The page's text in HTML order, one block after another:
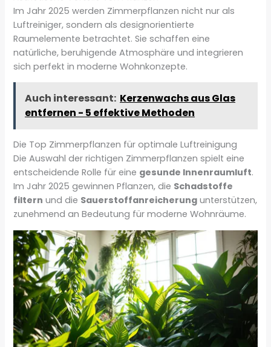
Im Jahr 2025 werden Zimmerpflanzen nicht nur als
Luftreiniger, sondern als designorientierte
Raumelemente betrachtet. Sie schaffen eine
natürliche, beruhigende Atmosphäre und integrieren
sich perfekt in moderne Wohnkonzepte.
Auch interessant: Kerzenwachs aus Glas
entfernen - 5 effektive Methoden
Die Top Zimmerpflanzen für optimale Luftreinigung
Die Auswahl der richtigen Zimmerpflanzen spielt eine
entscheidende Rolle für eine gesunde Innenraumluft.
Im Jahr 2025 gewinnen Pflanzen, die Schadstoffe
filtern und die Sauerstoffanreicherung unterstützen,
zunehmend an Bedeutung für moderne Wohnräume.